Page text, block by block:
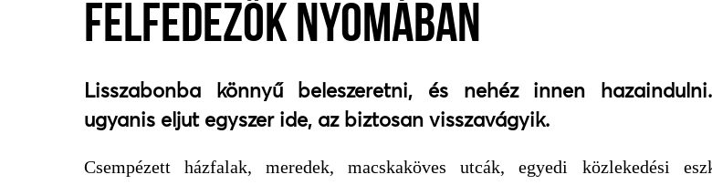
FELFEDEZŐK NYOMÁBAN
Lisszabonba könnyű beleszeretni, és nehéz innen
ugyanis eljut egyszer ide, az biztosan visszavágyik.
Csempézett házfalak, meredek, macskaköves utcák, egyedi közlekedési